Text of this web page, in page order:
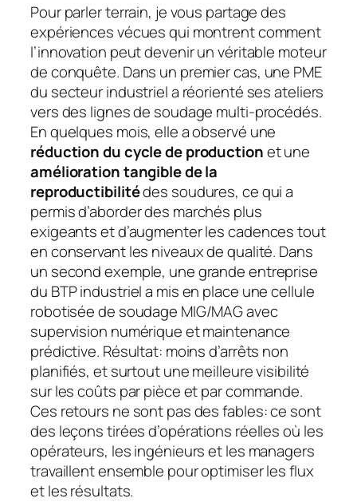
Pour parler terrain, je vous partage des
expériences vécues qui montrent comment
l’innovation peut devenir un véritable moteur
de conquête. Dans un premier cas, une PME
du secteur industriel a réorienté ses ateliers
vers des lignes de soudage multi-procédés.
En quelques mois, elle a observé une
réduction du cycle de productionet une
amélioration tangible de la
reproductibilitédes soudures, ce qui a
permis d’aborder des marchés plus
exigeants et d’augmenter les cadences tout
en conservant les niveaux de qualité. Dans
un second exemple, une grande entreprise
du BTP industriel a mis en place une cellule
robotisée de soudage MIG/MAG avec
supervision numérique et maintenance
prédictive. Résultat: moins d’arrêts non
planifiés, et surtout une meilleure visibilité
sur les coûts par pièce et par commande.
Ces retours ne sont pas des fables: ce sont
des leçons tirées d’opérations réelles où les
opérateurs, les ingénieurs et les managers
travaillent ensemble pour optimiser les flux
et les résultats.